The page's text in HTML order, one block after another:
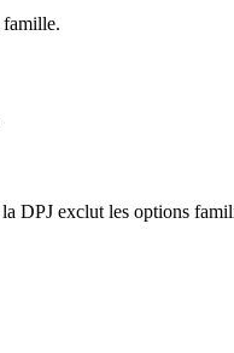
famille.
DPJ exclut les options